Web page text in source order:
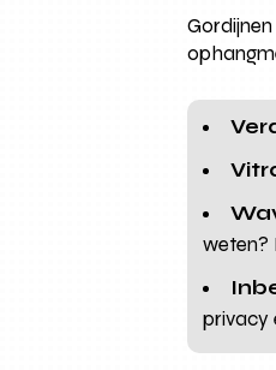
weten?
privacy